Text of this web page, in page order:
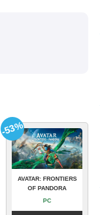
AVATAR: FRONTIERS
OF PANDORA
PC
-53%